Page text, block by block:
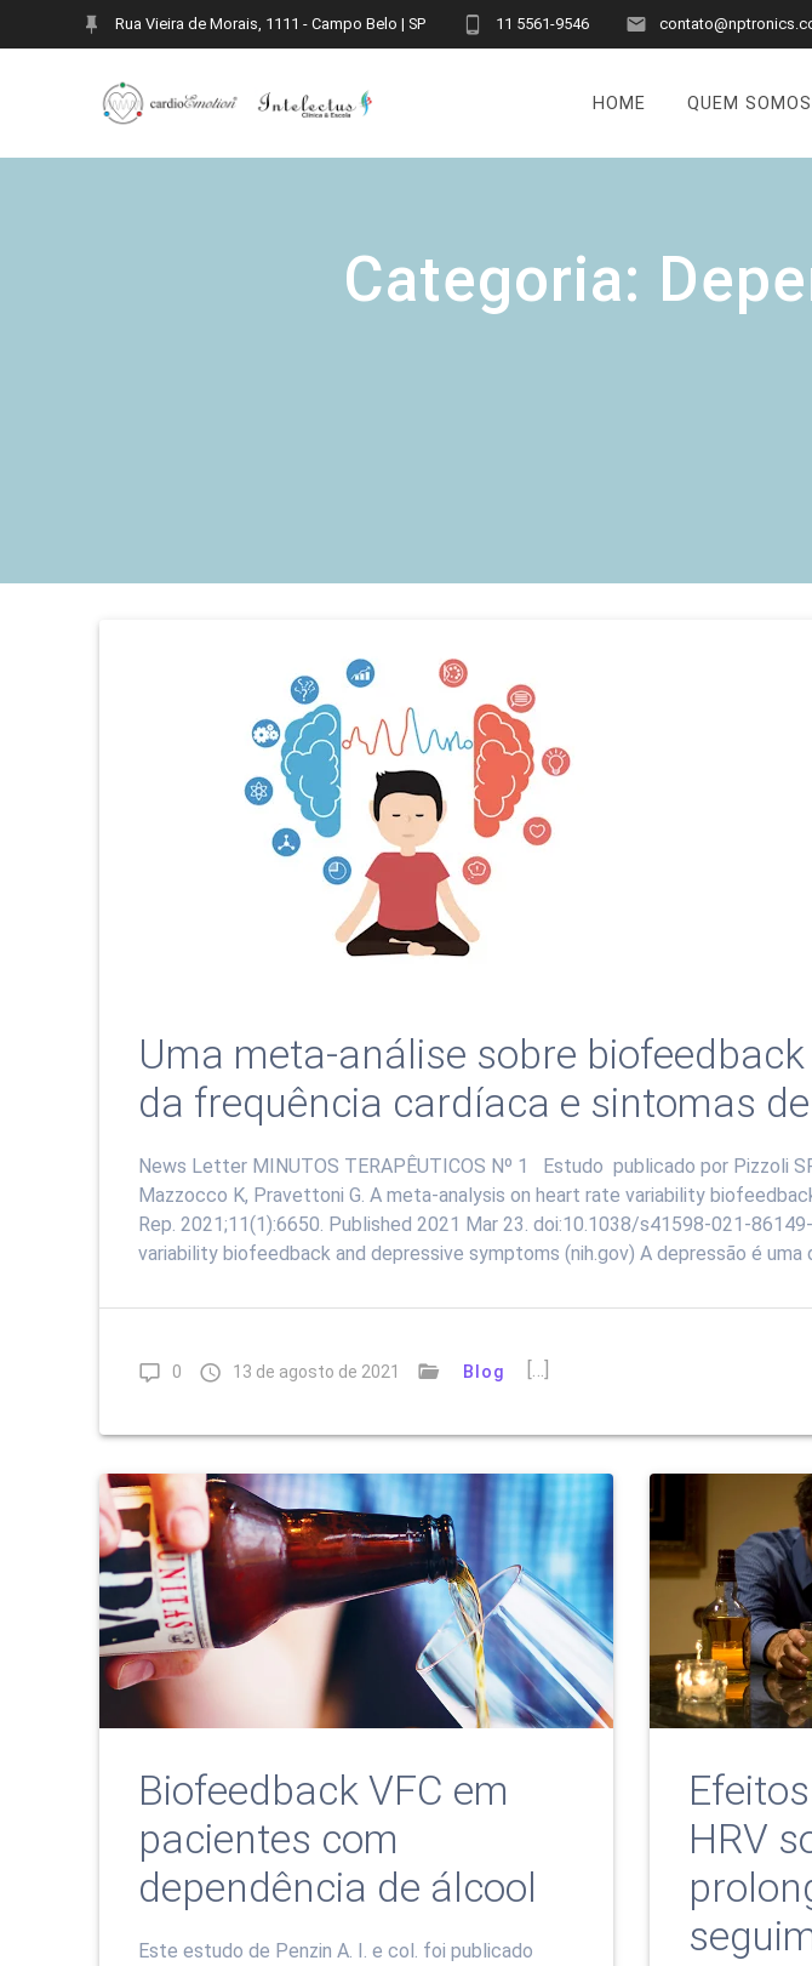
Rua Vieira de Morais, 1111 - Campo Belo | SP 11 5561-9546
HOME QUEM SOMOS
Categoria:
Uma meta-análise sobre
da frequência cardíaca e sintomas
News Letter MINUTOS TERAPÊUTICOS Nº 1 Estudo publicado por Pizzoli
Mazzocco K, Pravettoni G. A meta-analysis on heart rate variability
Rep. 2021;11(1):6650. Published 2021 Mar 23. doi:10.1038/s41598-021-
variability biofeedback and depressive symptoms (nih.gov) A depressão é uma
0 13 de agosto de 2021 Blog […]
Biofeedback VFC em
pacientes com
dependência de álcool
Este estudo de Penzin A. I. e col. foi publicado
HRV